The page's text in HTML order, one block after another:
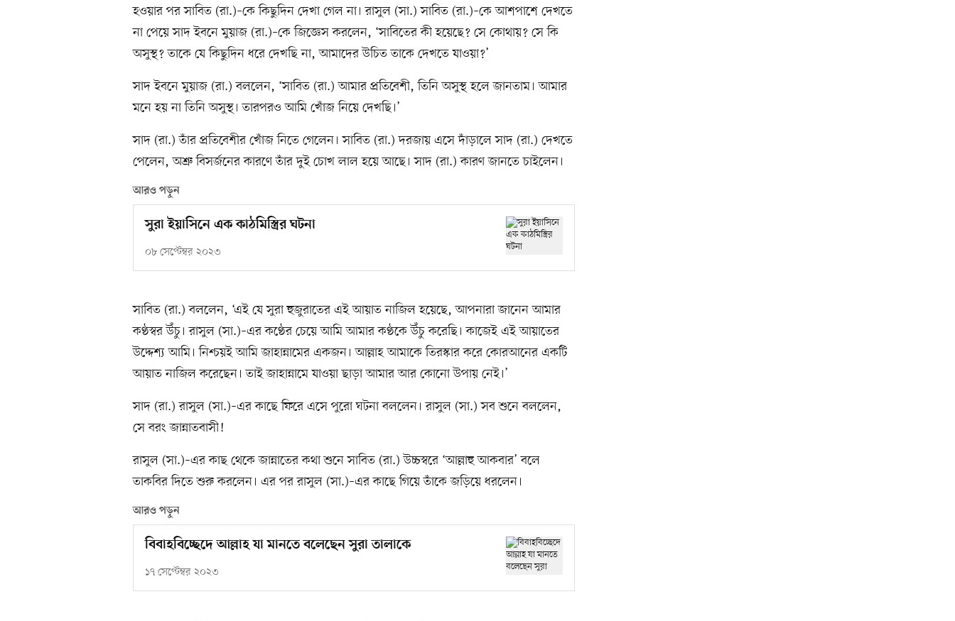
হওয়ার পর সাবিত (রা.)–কে কিছুদিন দেখা গেল না। রাসুল (সা.) সাবিত (রা.)–কে আশপাশে দেখতে
না পেয়ে সাদ ইবনে মুয়াজ (রা.)–কে জিজ্ঞেস করলেন, ‘সাবিতের কী হয়েছে? সে কোথায়? সে কি
অসুস্থ? তাকে যে কিছুদিন ধরে দেখছি না, আমাদের উচিত তাকে দেখতে যাওয়া?’
সাদ ইবনে মুয়াজ (রা.) বললেন, ‘সাবিত (রা.) আমার প্রতিবেশী, তিনি অসুস্থ হলে জানতাম। আমার
মনে হয় না তিনি অসুস্থ। তারপরও আমি খোঁজ নিয়ে দেখছি।’
সাদ (রা.) তাঁর প্রতিবেশীর খোঁজ নিতে গেলেন। সাবিত (রা.) দরজায় এসে দাঁড়ালে সাদ (রা.) দেখতে
পেলেন, অশ্রু বিসর্জনের কারণে তাঁর দুই চোখ লাল হয়ে আছে। সাদ (রা.) কারণ জানতে চাইলেন।
আরও পড়ুন
সুরা ইয়াসিনে এক কাঠমিস্ত্রির ঘটনা
০৮ সেপ্টেম্বর ২০২৩
সাবিত (রা.) বললেন, ‘এই যে সুরা হুজুরাতের এই আয়াত নাজিল হয়েছে, আপনারা জানেন আমার
কণ্ঠস্বর উঁচু। রাসুল (সা.)–এর কণ্ঠের চেয়ে আমি আমার কণ্ঠকে উঁচু করেছি। কাজেই এই আয়াতের
উদ্দেশ্য আমি। নিশ্চয়ই আমি জাহান্নামের একজন। আল্লাহ আমাকে তিরস্কার করে কোরআনের একটি
আয়াত নাজিল করেছেন। তাই জাহান্নামে যাওয়া ছাড়া আমার আর কোনো উপায় নেই।’
সাদ (রা.) রাসুল (সা.)–এর কাছে ফিরে এসে পুরো ঘটনা বললেন। রাসুল (সা.) সব শুনে বললেন,
সে বরং জান্নাতবাসী!
রাসুল (সা.)–এর কাছ থেকে জান্নাতের কথা শুনে সাবিত (রা.) উচ্চস্বরে ‘আল্লাহু আকবার’ বলে
তাকবির দিতে শুরু করলেন। এর পর রাসুল (সা.)–এর কাছে গিয়ে তাঁকে জড়িয়ে ধরলেন।
আরও পড়ুন
বিবাহবিচ্ছেদে আল্লাহ যা মানতে বলেছেন সুরা তালাকে
১৭ সেপ্টেম্বর ২০২৩